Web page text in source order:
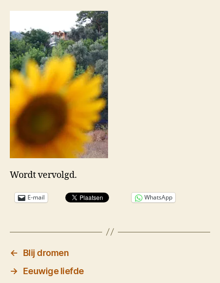
Wordt vervolgd.
E-mail WhatsApp
←
Blij dromen
→
Eeuwige liefde